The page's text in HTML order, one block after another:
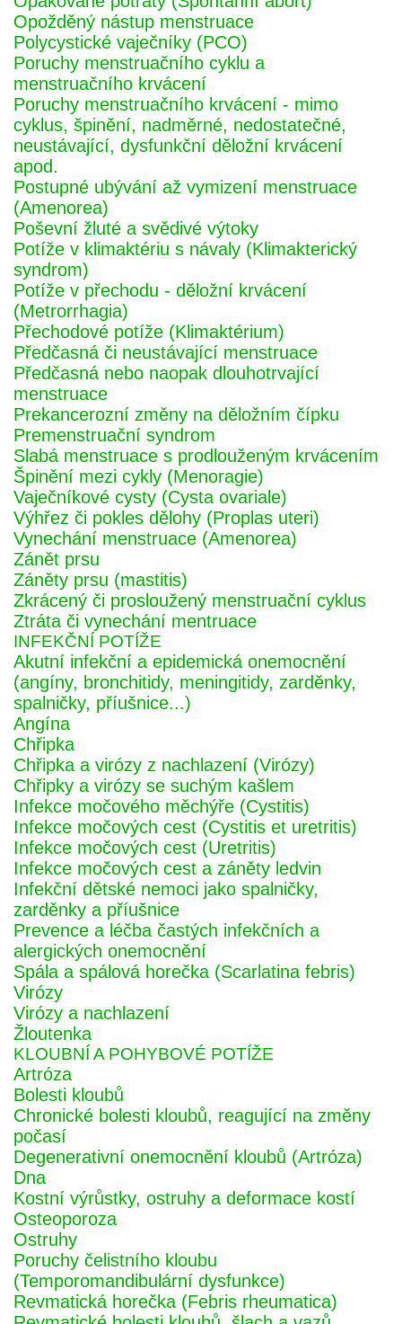
Opožděný nástup menstruace
Polycystické vaječníky (PCO)
Poruchy menstruačního cyklu a
menstruačního krvácení
Poruchy menstruačního krvácení - mimo
cyklus, špinění, nadměrné, nedostatečné,
neustávající, dysfunkční děložní krvácení
apod.
Postupné ubývání až vymizení menstruace
(Amenorea)
Poševní žluté a svědivé výtoky
Potíže v klimaktériu s návaly (Klimakterický
syndrom)
Potíže v přechodu - děložní krvácení
(Metrorrhagia)
Přechodové potíže (Klimaktérium)
Předčasná či neustávající menstruace
Předčasná nebo naopak dlouhotrvající
menstruace
Prekancerozní změny na děložním čípku
Premenstruační syndrom
Slabá menstruace s prodlouženým krvácením
Špinění mezi cykly (Menoragie)
Vaječníkové cysty (Cysta ovariale)
Výhřez či pokles dělohy (Proplas uteri)
Vynechání menstruace (Amenorea)
Zánět prsu
Záněty prsu (mastitis)
Zkrácený či prosloužený menstruační cyklus
Ztráta či vynechání mentruace
INFEKČNÍ POTÍŽE
Akutní infekční a epidemická onemocnění
(angíny, bronchitidy, meningitidy, zarděnky,
spalničky, příušnice...)
Angína
Chřipka
Chřipka a virózy z nachlazení (Virózy)
Chřipky a virózy se suchým kašlem
Infekce močového měchýře (Cystitis)
Infekce močových cest (Cystitis et uretritis)
Infekce močových cest (Uretritis)
Infekce močových cest a záněty ledvin
Infekční dětské nemoci jako spalničky,
zarděnky a příušnice
Prevence a léčba častých infekčních a
alergických onemocnění
Spála a spálová horečka (Scarlatina febris)
Virózy
Virózy a nachlazení
Žloutenka
KLOUBNÍ A POHYBOVÉ POTÍŽE
Artróza
Bolesti kloubů
Chronické bolesti kloubů, reagující na změny
počasí
Degenerativní onemocnění kloubů (Artróza)
Dna
Kostní výrůstky, ostruhy a deformace kostí
Osteoporoza
Ostruhy
Poruchy čelistního kloubu
(Temporomandibulární dysfunkce)
Revmatická horečka (Febris rheumatica)